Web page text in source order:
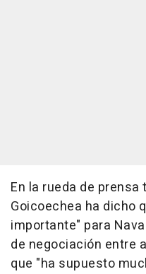
En la rueda de
Goicoechea ha dicho
importante" para
de negociación entre
que "ha supuesto